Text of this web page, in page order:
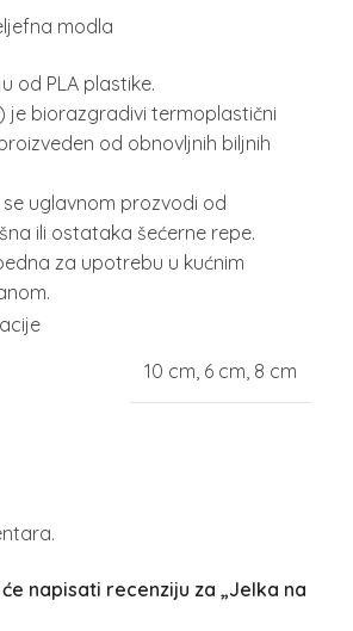
modla
od PLA plastike.
je biorazgradivi termoplastični
od obnovljnih biljnih
uglavnom prozvodi od
ili ostataka šećerne repe.
za upotrebu u kućnim
vodom i sapunicom.
40⁰C dovode do deformiteta
10 cm, 6 cm, 8 cm
napisati recenziju za „Jelka na